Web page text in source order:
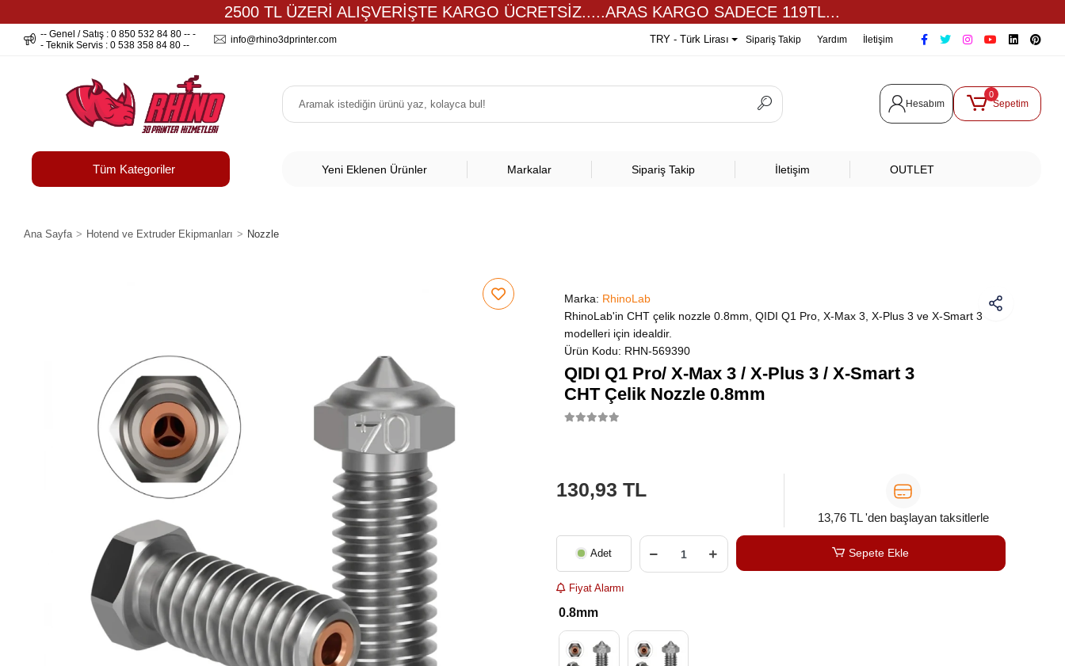
2500 TL ÜZERİ ALIŞVERİŞTE KARGO ÜCRETSİZ.....ARAS KARGO SADECE 119TL...
-- Genel / Satış : 0 850 532 84 80 -- -
- Teknik Servis : 0 538 358 84 80 --
info@rhino3dprinter.com TRY - Türk Lirası Sipariş Takip Yardım İletişim
Hesabım
0
Sepetim
Tüm Kategoriler Yeni Eklenen Ürünler Markalar Sipariş Takip İletişim OUTLET
Ana Sayfa Hotend ve Extruder Ekipmanları Nozzle
Marka: RhinoLab
RhinoLab'in CHT çelik nozzle 0.8mm, QIDI Q1 Pro, X-Max 3, X-Plus 3 ve X-Smart 3
modelleri için idealdir.
Ürün Kodu: RHN-569390
QIDI Q1 Pro/ X-Max 3 / X-Plus 3 / X-Smart 3
CHT Çelik Nozzle 0.8mm
130,93 TL
13,76 TL 'den başlayan taksitlerle
Adet Sepete Ekle
Fiyat Alarmı
0.8mm